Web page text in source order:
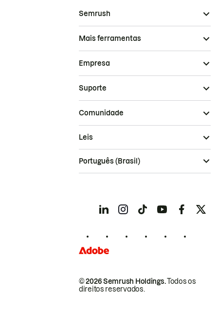
Semrush
Mais ferramentas
Empresa
Suporte
Comunidade
© 2026 Semrush Holdings.Todos os
direitos reservados.
Leis
Português (Brasil)